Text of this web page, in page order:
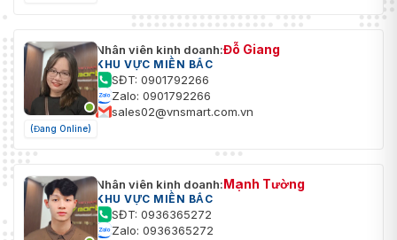
(Đang Online)
Nhân viên kinh doanh:Đỗ Giang
KHU VỰC MIỀN BẮC
SĐT: 0901792266
Zalo: 0901792266
sales02@vnsmart.com.vn
Nhân viên kinh doanh:Mạnh Tường
KHU VỰC MIỀN BẮC
SĐT: 0936365272
Zalo: 0936365272